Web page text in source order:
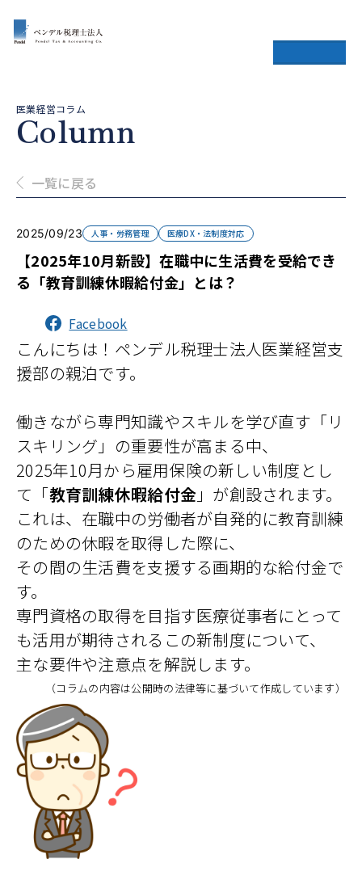
医業経営コラム
Column
一覧に戻る
2025/09/23 人事・労務管理 医療DX・法制度対応
【2025年10月新設】在職中に生活費を受給でき
る「教育訓練休暇給付金」とは？
Facebook
こんにちは！ペンデル税理士法人医業経営支
援部の親泊です。
働きながら専門知識やスキルを学び直す「リ
スキリング」の重要性が高まる中、
2025年10月から雇用保険の新しい制度とし
て「教育訓練休暇給付金 」が創設されます。
これは、在職中の労働者が自発的に教育訓練
のための休暇を取得した際に、
その間の生活費を支援する画期的な給付金で
す。
専門資格の取得を目指す医療従事者にとって
も活用が期待されるこの新制度について、
主な要件や注意点を解説します。
（コラムの内容は公開時の法律等に基づいて作成しています）